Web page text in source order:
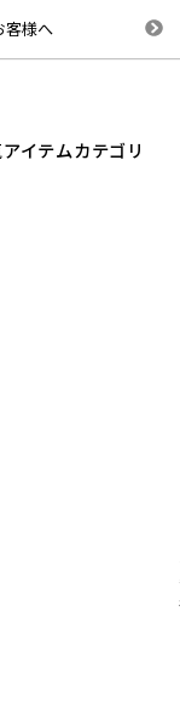
客様へ
イテムカテゴリ